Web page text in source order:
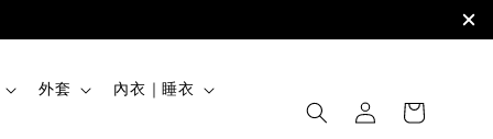
外套 內衣｜睡衣